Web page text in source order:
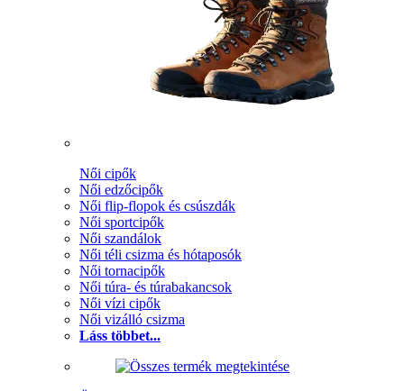
Női cipők
Női edzőcipők
Női flip-flopok és csúszdák
Női sportcipők
Női szandálok
Női téli csizma és hótaposók
Női tornacipők
Női túra- és túrabakancsok
Női vízi cipők
Női vizálló csizma
Láss többet...